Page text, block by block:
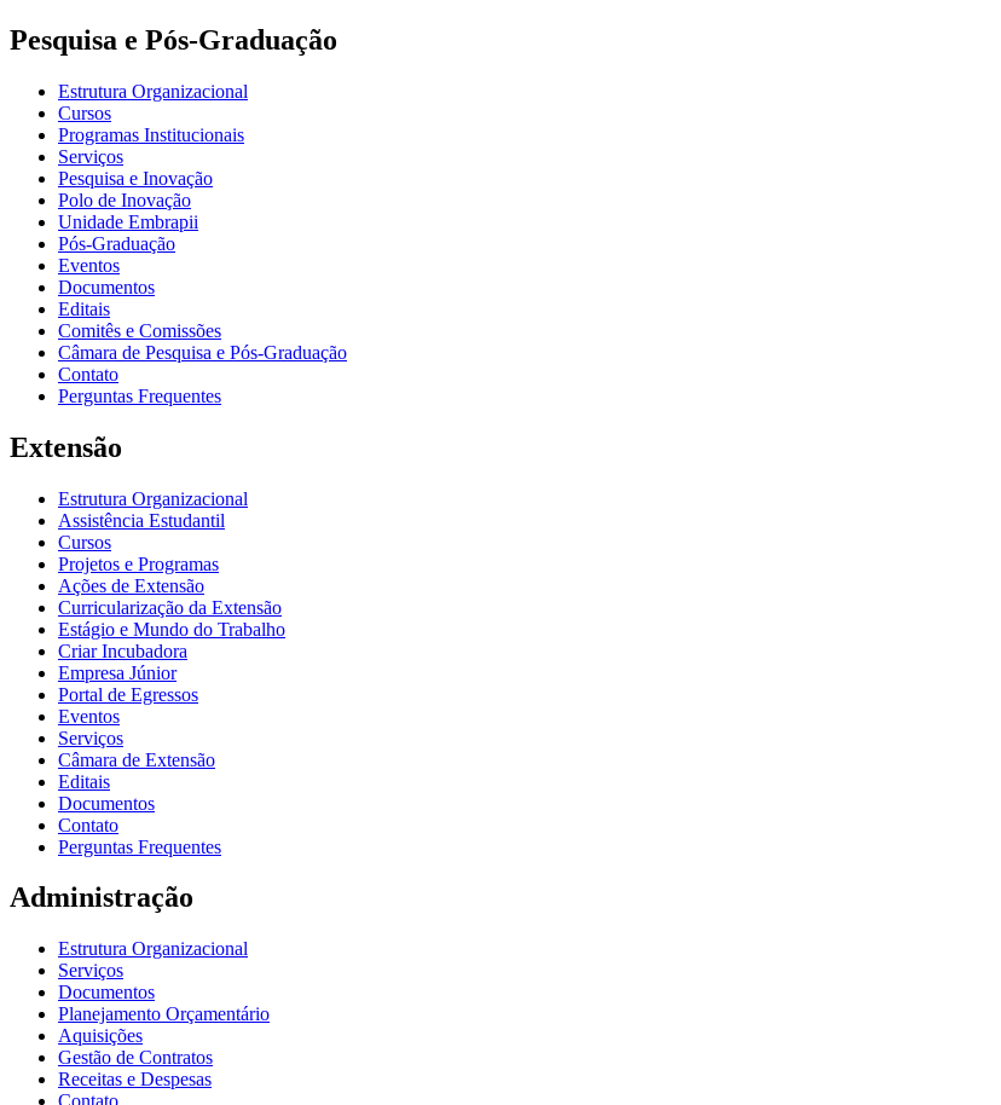
Pesquisa e Pós-Graduação
Estrutura Organizacional
Cursos
Programas Institucionais
Serviços
Pesquisa e Inovação
Polo de Inovação
Unidade Embrapii
Pós-Graduação
Eventos
Documentos
Editais
Comitês e Comissões
Câmara de Pesquisa e Pós-Graduação
Contato
Perguntas Frequentes
Extensão
Estrutura Organizacional
Assistência Estudantil
Cursos
Projetos e Programas
Ações de Extensão
Curricularização da Extensão
Estágio e Mundo do Trabalho
Criar Incubadora
Empresa Júnior
Portal de Egressos
Eventos
Serviços
Câmara de Extensão
Editais
Documentos
Contato
Perguntas Frequentes
Administração
Estrutura Organizacional
Serviços
Documentos
Planejamento Orçamentário
Aquisições
Gestão de Contratos
Receitas e Despesas